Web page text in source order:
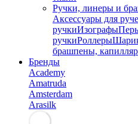
Ручки, линеры и
Аксессуары для
ручкиИзографы
ручкиРоллеры
брашпены,
Бренды
Academy
Amatruda
Amsterdam
Arasilk